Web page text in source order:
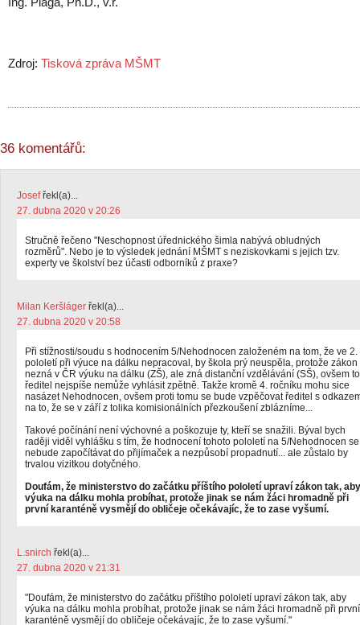
Zdroj: Tisková zpráva MŠMT
36 komentářů:
Josefřekl(a)...
27. dubna 2020 v 20:26
Stručně řečeno "Neschopnost úřednického šimla nabývá obludných
rozměrů". Nebo je to výsledek jednání MŠMT s neziskovkami s jejich tzv.
experty ve školství bez účasti odborníků z praxe?
Milan Keršláger řekl(a)...
27. dubna 2020 v 20:58
Při stížnosti/soudu s hodnocením 5/Nehodnocen založeném na tom, že ve 2.
pololetí při výuce na dálku nepracoval, by škola prý neuspěla, protože zákon
nezná v ČR výuku na dálku (ZŠ), ale zná distanční vzdělávání (SŠ), ovšem to
ředitel nejspíše nemůže vyhlásit zpětně. Takže kromě 4. ročníku mohu sice
nasázet Nehodnocen, ovšem proti tomu se bude vzpěčovat ředitel s
na to, že se v září z tolika komisionálních přezkoušení zblázníme...
Takové počínání není výchovné a poškozuje ty, kteří se snažili. Býval bych
raději viděl vyhlášku s tím, že hodnocení tohoto pololetí na 5/Nehodnocen se
nebude započítávat do přijímaček a nezpůsobí propadnutí... ale zůstalo by
trvalou vizitkou dotyčného.
Doufám, že ministerstvo do začátku příštího pololetí upraví zákon tak, aby
výuka na dálku mohla probíhat, protože jinak se nám žáci hromadně při
první karanténě vysmějí do obličeje očekávajíc, že to zase vyšumí.
L.snirch řekl(a)...
27. dubna 2020 v 21:31
"Doufám, že ministerstvo do začátku příštího pololetí upraví zákon tak, aby
výuka na dálku mohla probíhat, protože jinak se nám žáci hromadně při první
karanténě vysmějí do obličeje očekávajíc, že to zase vyšumí."